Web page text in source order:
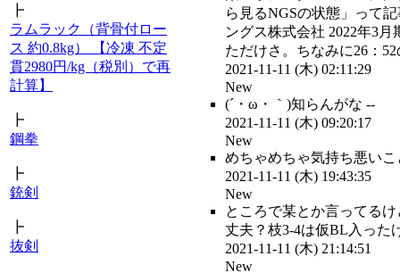
┣
ラムラック（背骨付ロー
ス 約0.8kg） 【冷凍 不定
貫2980円/kg（税別）で再
計算】
┣
鋼拳
┣
銃剣
┣
抜剣
ら見るNGSの状態」って
ングス株式会社 2022年3
ただけさ。ちなみに26：
2021-11-11 (木) 02:11:29
New
(´・ω・｀)知らんがな --
2021-11-11 (木) 09:20:17
New
めちゃめちゃ気持ち悪い
2021-11-11 (木) 19:43:35
New
ところで某とか言ってる
丈夫？枝3-4は仮BL入った
2021-11-11 (木) 21:14:51
New